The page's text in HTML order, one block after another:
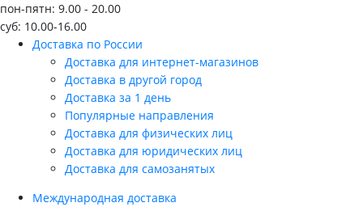
пон-пятн: 9.00 - 20.00
суб: 10.00-16.00
Доставка по России
Доставка для интернет-магазинов
Доставка в другой город
Доставка за 1 день
Популярные направления
Доставка для физических лиц
Доставка для юридических лиц
Доставка для самозанятых
Международная доставка